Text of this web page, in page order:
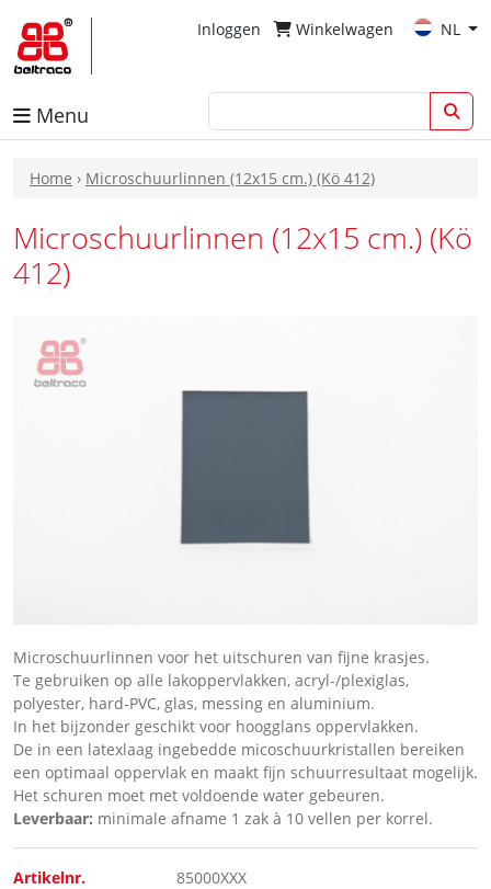
Inloggen Winkelwagen NL
Menu
Home › Microschuurlinnen (12x15 cm.) (Kö 412)
Microschuurlinnen (12x15 cm.) (Kö
412)
Microschuurlinnen voor het uitschuren van fijne krasjes.
Te gebruiken op alle lakoppervlakken, acryl-/plexiglas,
polyester, hard-PVC, glas, messing en aluminium.
In het bijzonder geschikt voor hoogglans oppervlakken.
De in een latexlaag ingebedde micoschuurkristallen bereiken
een optimaal oppervlak en maakt fijn schuurresultaat mogelijk.
Het schuren moet met voldoende water gebeuren.
Leverbaar: minimale afname 1 zak à 10 vellen per korrel.
Artikelnr. 85000XXX